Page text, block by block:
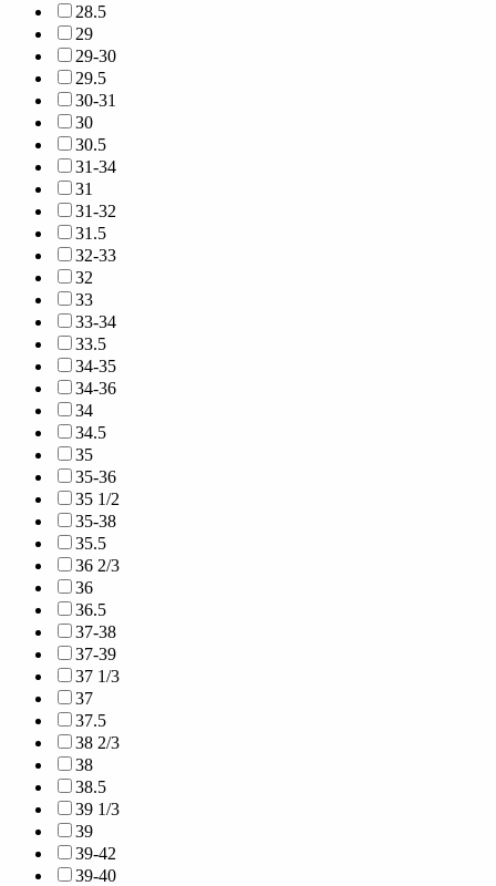
28.5
29
29-30
29.5
30-31
30
30.5
31-34
31
31-32
31.5
32-33
32
33
33-34
33.5
34-35
34-36
34
34.5
35
35-36
35 1/2
35-38
35.5
36 2/3
36
36.5
37-38
37-39
37 1/3
37
37.5
38 2/3
38
38.5
39 1/3
39
39-42
39-40